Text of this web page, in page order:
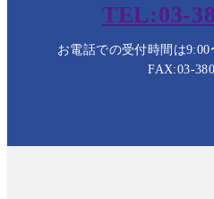
TEL:03-
お電話での受付時間は9:00
FAX:03-